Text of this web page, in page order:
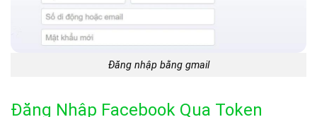
Đăng nhập bằng gmail
Đăng Nhập Facebook Qua Token